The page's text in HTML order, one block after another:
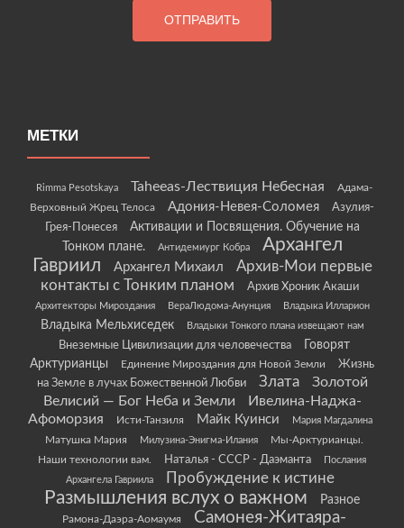
МЕТКИ
Rimma Pesotskaya Taheeas-Лествиция Небесная
Адама-
Верховный Жрец Телоса
Адония-Невея-Соломея
Азулия-
Грея-Понесея
Активации и Посвящения. Обучение на
Тонком плане.
Антидемиург Кобра
Архангел
Гавриил
Архангел Михаил
Архив-Мои первые
контакты с Тонким планом
Архив Хроник Акаши
Архитекторы Мироздания ВераЛюдома-Анунция Владыка Илларион
Владыка Мельхиседек Владыки Тонкого плана извещают нам
Внеземные Цивилизации для человечества
Говорят
Арктурианцы
Единение Мироздания для Новой Земли
Жизнь
на Земле в лучах Божественной Любви
Злата
Золотой
Велисий — Бог Неба и Земли
Ивелина-Наджа-
Афоморзия
Исти-Танзиля Майк Куинси Мария Магдалина
Матушка Мария Милузина-Энигма-Илания
Мы-Арктурианцы.
Наши технологии вам.
Наталья - СССР - Даэманта
Послания
Архангела Гавриила
Пробуждение к истине
Размышления вслух о важном Разное
Рамона-Даэра-Аомаумя
Самонея-Житаяра-